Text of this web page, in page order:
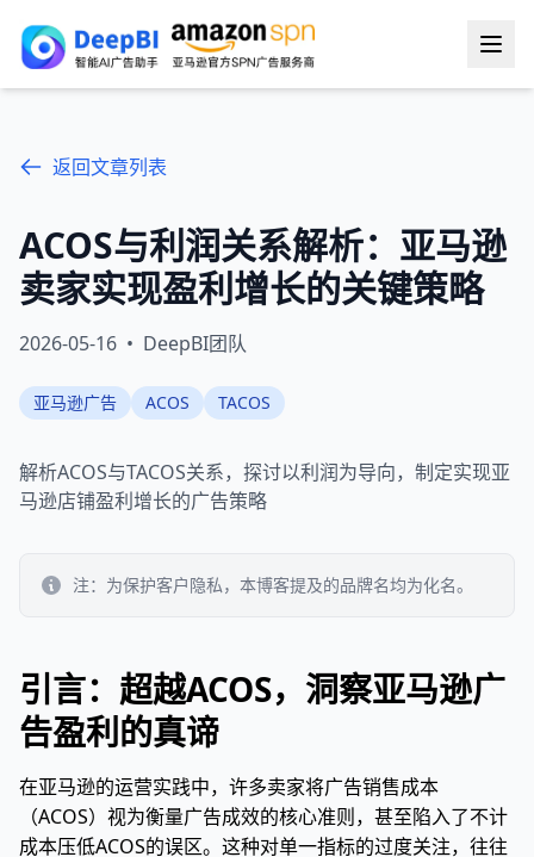
返回文章列表
ACOS与利润关系解析：亚马逊
卖家实现盈利增长的关键策略
2026-05-16 • DeepBI团队
亚马逊广告 ACOS TACOS
解析ACOS与TACOS关系，探讨以利润为导向，制定实现亚
马逊店铺盈利增长的广告策略
注：为保护客户隐私，本博客提及的品牌名均为化名。
引言：超越ACOS，洞察亚马逊广
告盈利的真谛
在亚马逊的运营实践中，许多卖家将广告销售成本
（ACOS）视为衡量广告成效的核心准则，甚至陷入了不计
成本压低ACOS的误区。这种对单一指标的过度关注，往往